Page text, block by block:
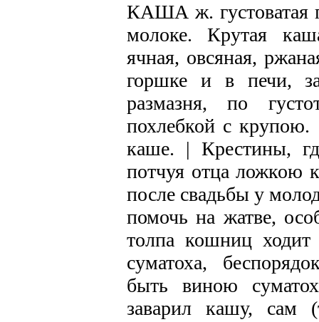
КАША ж. густоватая
молоке. Крутая
ячная, овсяная,
горшке и в печи,
размазня, по
похлебкой с
каше. | Крестины,
потчуя отца ложкою
после свадьбы у
помочь на жатве,
толпа кошниц
суматоха,
быть виною
заварил кашу, сам